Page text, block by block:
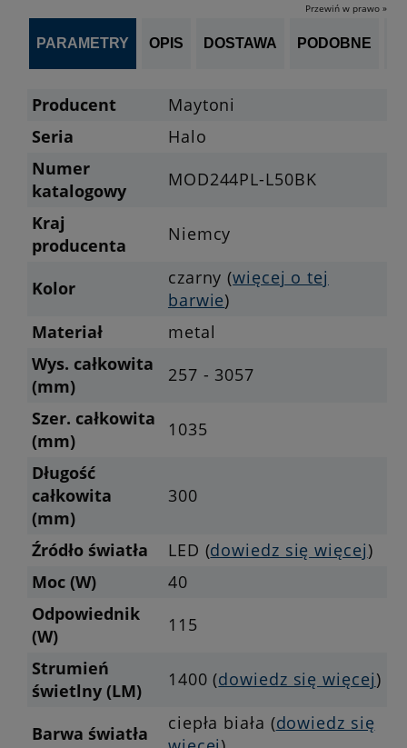
Przewiń w prawo »
PARAMETRY OPIS DOSTAWA PODOBNE
Producent
Maytoni
Seria
Halo
Numer
katalogowy
MOD244PL-L50BK
Kraj
producenta
Niemcy
Kolor czarny (więcej o tej
barwie)
Materiał
metal
Wys. całkowita
(mm)
257 - 3057
Szer. całkowita
(mm)
1035
Długość
całkowita
(mm)
300
Źródło światła LED (dowiedz się więcej)
Moc (W)
40
Odpowiednik
(W)
115
Strumień
świetlny (LM)
1400 (dowiedz się więcej)
Barwa światła ciepła biała (dowiedz się